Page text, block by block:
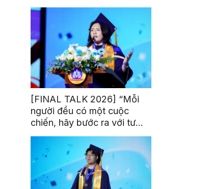
[FINAL TALK 2026] “Mỗi
người đều có một cuộc
chiến, hãy bước ra với tư
thế của người chiến thắng”